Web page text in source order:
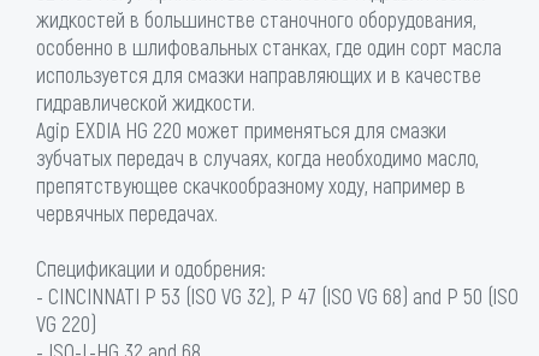
жидкостей в большинстве станочного оборудования,
особенно в шлифовальных станках, где один сорт масла
используется для смазки направляющих и в качестве
гидравлической жидкости.
Agip EXDIA HG 220 может применяться для смазки
зубчатых передач в случаях, когда необходимо масло,
препятствующее скачкообразному ходу, например в
червячных передачах.
Спецификации и одобрения:
- CINCINNATI P 53 (ISO VG 32), P 47 (ISO VG 68) and P 50 (ISO
VG 220)